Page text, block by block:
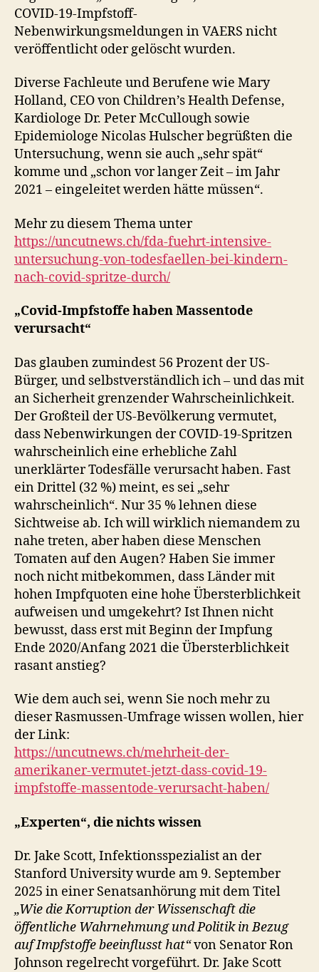
COVID-19-Impfstoff-
Nebenwirkungsmeldungen in VAERS nicht
veröffentlicht oder gelöscht wurden.
Diverse Fachleute und Berufene wie Mary
Holland, CEO von Children’s Health Defense,
Kardiologe Dr. Peter McCullough sowie
Epidemiologe Nicolas Hulscher begrüßten die
Untersuchung, wenn sie auch „sehr spät“
komme und „schon vor langer Zeit – im Jahr
2021 – eingeleitet werden hätte müssen“.
Mehr zu diesem Thema unter
https://uncutnews.ch/fda-fuehrt-intensive-
untersuchung-von-todesfaellen-bei-kindern-
nach-covid-spritze-durch/
„Covid-Impfstoffe haben Massentode
verursacht“
Das glauben zumindest 56 Prozent der US-
Bürger, und selbstverständlich ich – und das mit
an Sicherheit grenzender Wahrscheinlichkeit.
Der Großteil der US-Bevölkerung vermutet,
dass Nebenwirkungen der COVID-19-Spritzen
wahrscheinlich eine erhebliche Zahl
unerklärter Todesfälle verursacht haben. Fast
ein Drittel (32 %) meint, es sei „sehr
wahrscheinlich“. Nur 35 % lehnen diese
Sichtweise ab. Ich will wirklich niemandem zu
nahe treten, aber haben diese Menschen
Tomaten auf den Augen? Haben Sie immer
noch nicht mitbekommen, dass Länder mit
hohen Impfquoten eine hohe Übersterblichkeit
aufweisen und umgekehrt? Ist Ihnen nicht
bewusst, dass erst mit Beginn der Impfung
Ende 2020/Anfang 2021 die Übersterblichkeit
rasant anstieg?
Wie dem auch sei, wenn Sie noch mehr zu
dieser Rasmussen-Umfrage wissen wollen, hier
der Link:
https://uncutnews.ch/mehrheit-der-
amerikaner-vermutet-jetzt-dass-covid-19-
impfstoffe-massentode-verursacht-haben/
„Experten“, die nichts wissen
Dr. Jake Scott, Infektionsspezialist an der
Stanford University wurde am 9. September
2025 in einer Senatsanhörung mit dem Titel
„Wie die Korruption der Wissenschaft die
öffentliche Wahrnehmung und Politik in Bezug
auf Impfstoffe beeinflusst hat“von Senator Ron
Johnson regelrecht vorgeführt. Dr. Jake Scott